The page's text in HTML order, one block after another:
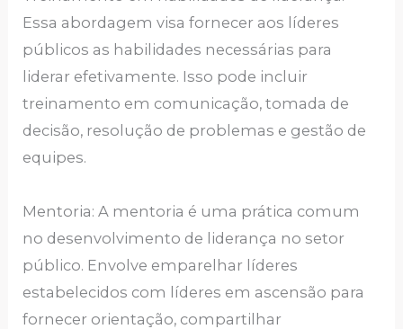
Essa abordagem visa fornecer aos líderes
públicos as habilidades necessárias para
liderar efetivamente. Isso pode incluir
treinamento em comunicação, tomada de
decisão, resolução de problemas e gestão de
equipes.
Mentoria: A mentoria é uma prática comum
no desenvolvimento de liderança no setor
público. Envolve emparelhar líderes
estabelecidos com líderes em ascensão para
fornecer orientação, compartilhar